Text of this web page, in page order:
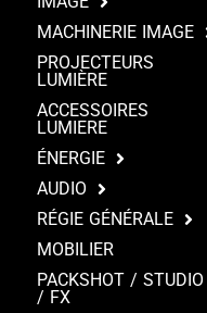
MACHINERIE IMAGE
PROJECTEURS
LUMIÈRE
ACCESSOIRES
LUMIERE
ÉNERGIE
AUDIO
RÉGIE GÉNÉRALE
MOBILIER
PACKSHOT / STUDIO
/ FX